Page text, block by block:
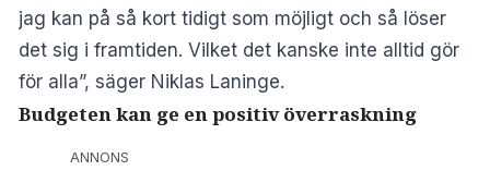
jag kan på så kort tidigt som möjligt och så löser
det sig i framtiden. Vilket det kanske inte alltid gör
för alla”, säger Niklas Laninge.
Budgeten kan ge en positiv överraskning
ANNONS